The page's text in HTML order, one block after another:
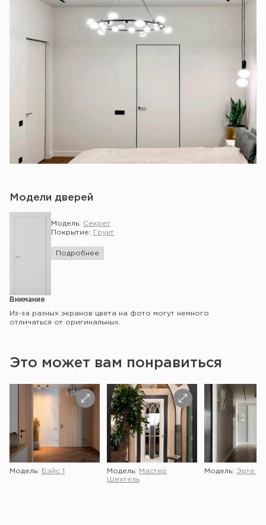
Модели дверей
Модель: Секрет
Покрытие:
Грунт
Подробнее
Внимание
Из-за разных экранов цвета на фото могут немного
отличаться от оригинальных.
Это может вам понравиться
Модель: Бэйс 1 Модель:
Мастер
Шехтель
Модель: Эрте 2